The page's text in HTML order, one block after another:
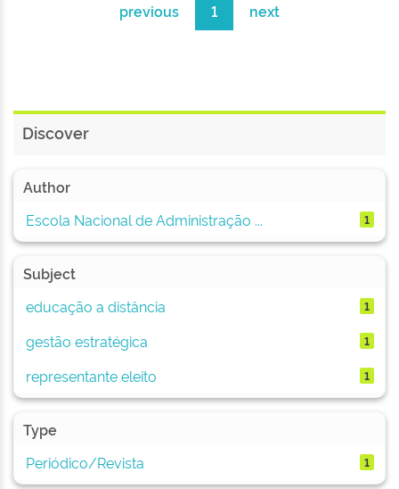
previous 1 next
Discover
Author
Escola Nacional de Administração ...
1
Subject
educação a distância
1
gestão estratégica 1
representante eleito 1
Type
Periódico/Revista
1